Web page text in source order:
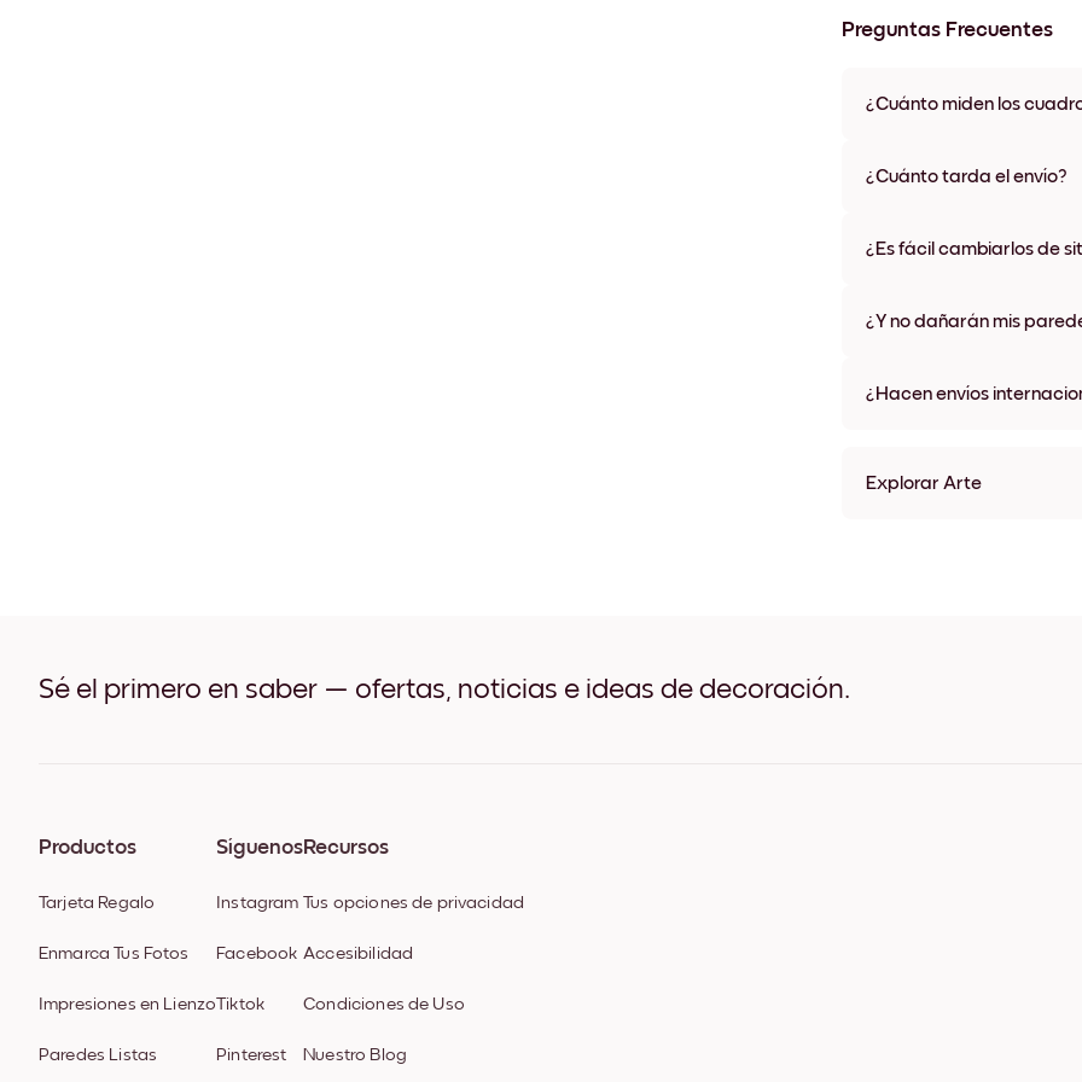
Preguntas Frecuentes
¿Cuánto miden los
materiales y colores de
¿Cuánto tarda el envío?
algunos países. Te
¿Es fácil cambiarlos de
¿Y no dañarán mis
¿Hacen envíos
Explorar Arte
Sé el primero en saber — ofertas, noticias e ideas de decoración.
Productos
Tarjeta Regalo
Enmarca Tus Fotos
Impresiones en Lienzo
Paredes Listas
Síguenos
Instagram
Facebook
Tiktok
Pinterest
Recursos
Tus opciones de privacidad
Accesibilidad
Condiciones de Uso
Nuestro Blog